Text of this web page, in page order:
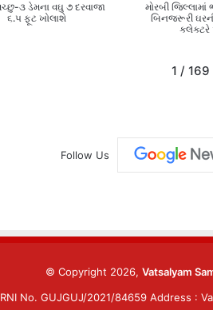
૩ ડેમના વઘુ ૭ દરવાજા
૬.૫ ફૂટ ખોલાશે
મોરબી જિલ્લામાં
બિનજરૂરી
કલેક્ટરે
1 / 169
Follow Us
© Copyright 2026,Vatsalyam
No. GUJGUJ/2021/84659 Address :